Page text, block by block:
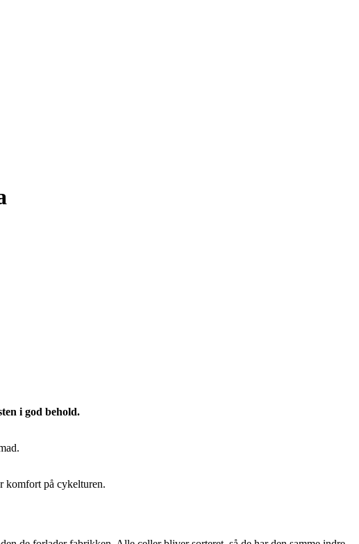
i god behold.
komfort på cykelturen.